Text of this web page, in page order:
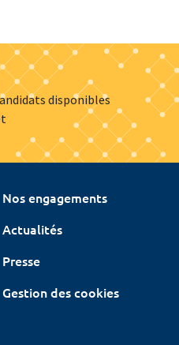
disponibles
Nos engagements
Actualités
Presse
Gestion des cookies